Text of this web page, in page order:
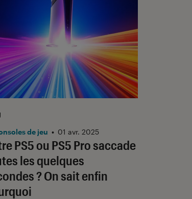
PS5 ou PS5 Pro saccade
les quelques
? On sait enfin
de jeu • 01 avr. 2025